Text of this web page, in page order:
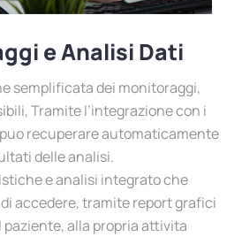
e Analisi Dati
semplificata dei monitoraggi,
Tramite l’integrazione con i
recuperare automaticamente
delle analisi.
e analisi integrato che
accedere, tramite report grafici
paziente, alla propria attivita